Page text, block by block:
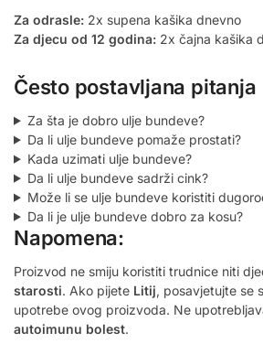
Za odrasle: 2x supena kašika dnevno
Za djecu od 12 godina: 2x čajna kašika
Često postavljana pitanja
Za šta je dobro ulje bundeve?
Da li ulje bundeve pomaže prostati?
Kada uzimati ulje bundeve?
Da li ulje bundeve sadrži cink?
Može li se ulje bundeve koristiti
Da li je ulje bundeve dobro za kosu?
Napomena:
Proizvod ne smiju koristiti trudnice niti
starosti. Ako pijete Litij, posavjetujte se
upotrebe ovog proizvoda. Ne
autoimunu bolest.